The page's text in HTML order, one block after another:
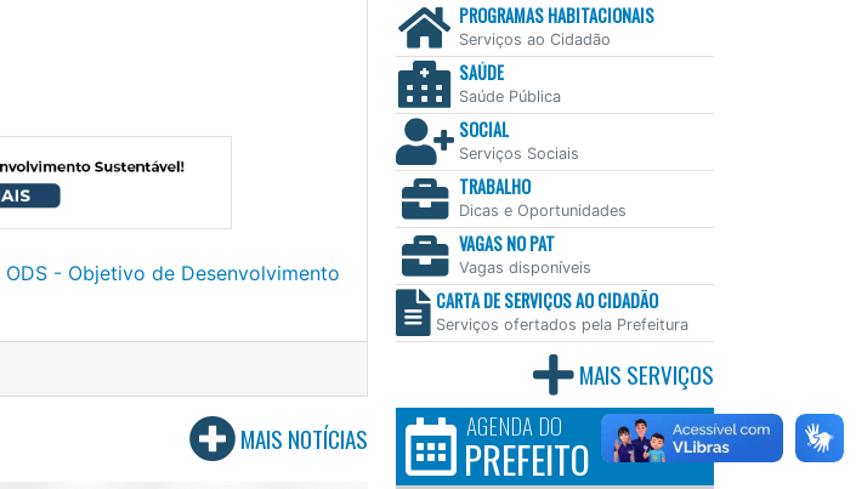
ODS - Objetivo de Desenvolvimento
MAIS NOTÍCIAS
PROGRAMAS HABITACIONAIS
Serviços ao Cidadão
SAÚDE
Saúde Pública
SOCIAL
Serviços Sociais
TRABALHO
Dicas e Oportunidades
VAGAS NO PAT
Vagas disponíveis
CARTA DE SERVIÇOS AO CIDADÃO
Serviços ofertados pela Prefeitura
MAIS SERVIÇOS
AGENDA DO
PREFEITO